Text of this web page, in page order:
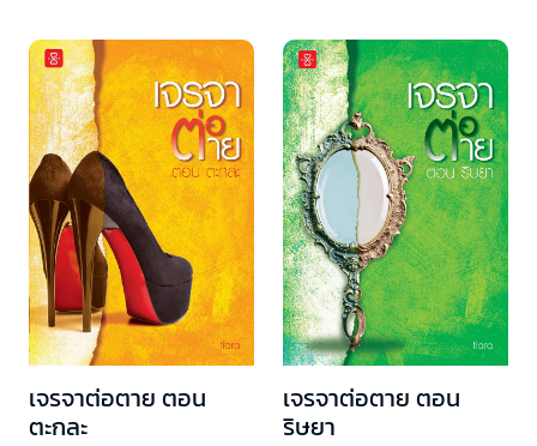
เจรจาต่อตาย ตอน
ตะกละ
เจรจาต่อตาย ตอน
ริษยา